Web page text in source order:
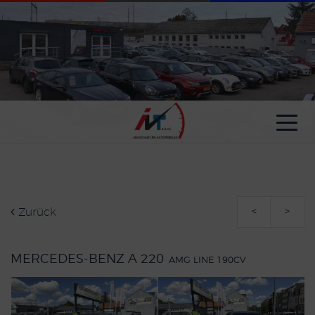
Zurück < >
MERCEDES-BENZ A 220 AMG LINE 190CV
Cookie-Einstellungen